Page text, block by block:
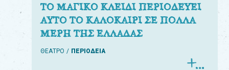
ΤΟ ΜΑΓΙΚΟ ΚΛΕΙΔΙ ΠΕΡΙΟΔΕΥΕΙ
ΑΥΤΟ ΤΟ ΚΑΛΟΚΑΙΡΙ ΣΕ ΠΟΛΛΑ
ΜΕΡΗ ΤΗΣ ΕΛΛΑΔΑΣ
ΘΕΑΤΡΟ ΠΕΡΙΟΔΕΙΑ